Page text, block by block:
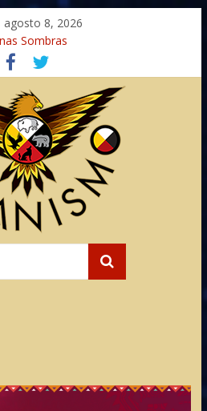
agosto 8, 2026
Sombras
A Jornada do Espírito Ancestral
Universal
Espiritual – Crescimento
na Cura